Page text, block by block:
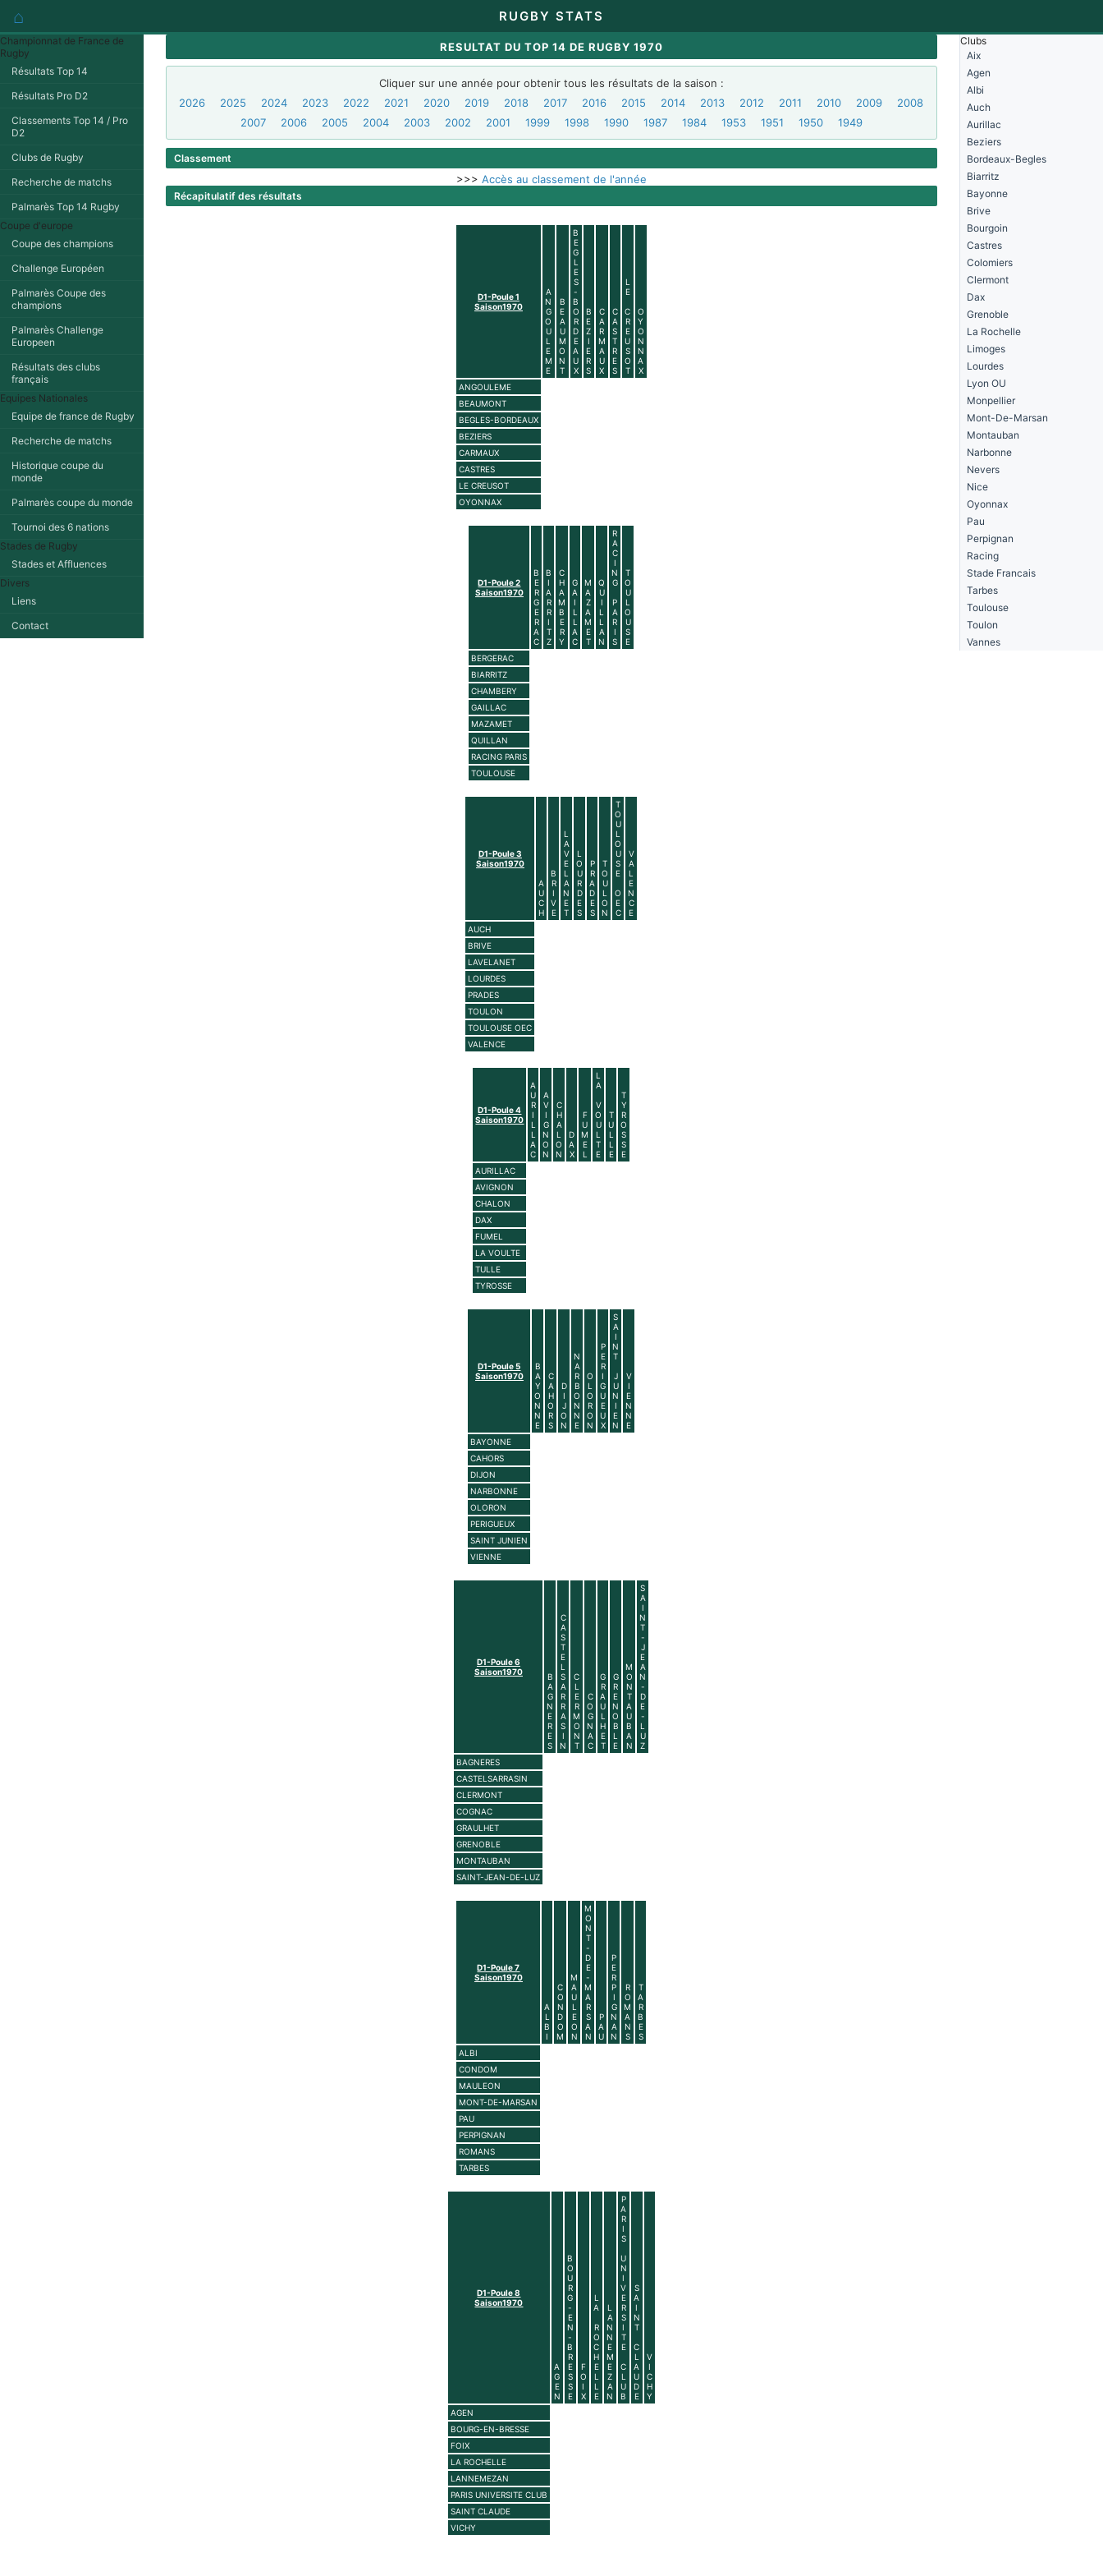
⌂ RUGBY STATS
Championnat de France de
Rugby
Résultats Top 14
Résultats Pro D2
Classements Top 14 / Pro
D2
Clubs de Rugby
Recherche de matchs
Palmarès Top 14 Rugby
Coupe d'europe
Coupe des champions
Challenge Européen
Palmarès Coupe des
champions
Palmarès Challenge
Europeen
Résultats des clubs
français
Equipes Nationales
Equipe de france de Rugby
Recherche de matchs
Historique coupe du
monde
Palmarès coupe du monde
Tournoi des 6 nations
Stades de Rugby
Stades et Affluences
Divers
Liens
Contact
RESULTAT DU TOP 14 DE RUGBY 1970
Cliquer sur une année pour obtenir tous les résultats de la saison :
2026
2025 2024 2023 2022 2021 2020 2019 2018 2017 2016 2015 2014 2013 2012 2011 2010 2009
2008
2007
2006 2005 2004 2003 2002 2001 1999 1998 1990 1987 1984 1953 1951 1950 1949
Classement
>>> Accès au classement de l'année
Récapitulatif des résultats
D1-Poule 1
Saison1970
A
N
G
O
U
L
E
M
E
B
E
A
U
M
O
N
T
B
E
G
L
E
S
-
B
O
R
D
E
A
U
X
B
E
Z
I
E
R
S
C
A
R
M
A
U
X
C
A
S
T
R
E
S
L
E
C
R
E
U
S
O
T
O
Y
O
N
N
A
X
ANGOULEME
BEAUMONT
BEGLES-BORDEAUX
BEZIERS
CARMAUX
CASTRES
LE CREUSOT
OYONNAX
D1-Poule 2
Saison1970
B
E
R
G
E
R
A
C
B
I
A
R
R
I
T
Z
C
H
A
M
B
E
R
Y
G
A
I
L
L
A
C
M
A
Z
A
M
E
T
Q
U
I
L
L
A
N
R
A
C
I
N
G
P
A
R
I
S
T
O
U
L
O
U
S
E
BERGERAC
BIARRITZ
CHAMBERY
GAILLAC
MAZAMET
QUILLAN
RACING PARIS
TOULOUSE
D1-Poule 3
Saison1970
A
U
C
H
B
R
I
V
E
L
A
V
E
L
A
N
E
T
L
O
U
R
D
E
S
P
R
A
D
E
S
T
O
U
L
O
N
T
O
U
L
O
U
S
E
O
E
C
V
A
L
E
N
C
E
AUCH
BRIVE
LAVELANET
LOURDES
PRADES
TOULON
TOULOUSE OEC
VALENCE
D1-Poule 4
Saison1970
A
U
R
I
L
L
A
C
A
V
I
G
N
O
N
C
H
A
L
O
N
D
A
X
F
U
M
E
L
L
A
V
O
U
L
T
E
T
U
L
L
E
T
Y
R
O
S
S
E
AURILLAC
AVIGNON
CHALON
DAX
FUMEL
LA VOULTE
TULLE
TYROSSE
D1-Poule 5
Saison1970
B
A
Y
O
N
N
E
C
A
H
O
R
S
D
I
J
O
N
N
A
R
B
O
N
N
E
O
L
O
R
O
N
P
E
R
I
G
U
E
U
X
S
A
I
N
T
J
U
N
I
E
N
V
I
E
N
N
E
BAYONNE
CAHORS
DIJON
NARBONNE
OLORON
PERIGUEUX
SAINT JUNIEN
VIENNE
D1-Poule 6
Saison1970
B
A
G
N
E
R
E
S
C
A
S
T
E
L
S
A
R
R
A
S
I
N
C
L
E
R
M
O
N
T
C
O
G
N
A
C
G
R
A
U
L
H
E
T
G
R
E
N
O
B
L
E
M
O
N
T
A
U
B
A
N
S
A
I
N
T
-
J
E
A
N
-
D
E
-
L
U
Z
BAGNERES
CASTELSARRASIN
CLERMONT
COGNAC
GRAULHET
GRENOBLE
MONTAUBAN
SAINT-JEAN-DE-LUZ
D1-Poule 7
Saison1970
A
L
B
I
C
O
N
D
O
M
M
A
U
L
E
O
N
M
O
N
T
-
D
E
-
M
A
R
S
A
N
P
A
U
P
E
R
P
I
G
N
A
N
R
O
M
A
N
S
T
A
R
B
E
S
ALBI
CONDOM
MAULEON
MONT-DE-MARSAN
PAU
PERPIGNAN
ROMANS
TARBES
D1-Poule 8
Saison1970
A
G
E
N
B
O
U
R
G
-
E
N
-
B
R
E
S
S
E
F
O
I
X
L
A
R
O
C
H
E
L
L
E
L
A
N
N
E
M
E
Z
A
N
P
A
R
I
S
U
N
I
V
E
R
S
I
T
E
C
L
U
B
S
A
I
N
T
C
L
A
U
D
E
V
I
C
H
Y
AGEN
BOURG-EN-BRESSE
FOIX
LA ROCHELLE
LANNEMEZAN
PARIS UNIVERSITE CLUB
SAINT CLAUDE
VICHY
Clubs
Aix
Agen
Albi
Auch
Aurillac
Beziers
Bordeaux-Begles
Biarritz
Bayonne
Brive
Bourgoin
Castres
Colomiers
Clermont
Dax
Grenoble
La Rochelle
Limoges
Lourdes
Lyon OU
Monpellier
Mont-De-Marsan
Montauban
Narbonne
Nevers
Nice
Oyonnax
Pau
Perpignan
Racing
Stade Francais
Tarbes
Toulouse
Toulon
Vannes